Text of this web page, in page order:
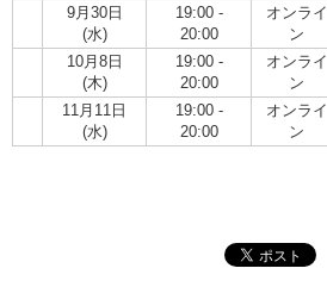
9月30日
(水)
19:00 -
20:00
オンライ
ン
10月8日
(木)
19:00 -
20:00
オンライ
ン
11月11日
(水)
19:00 -
20:00
オンライ
ン